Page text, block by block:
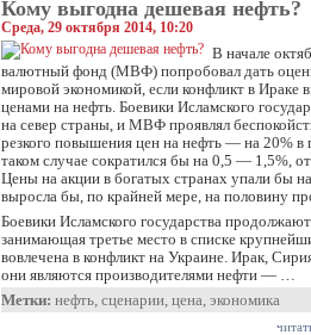
Кому выгодна дешевая нефть?
Среда, 29 октября 2014, 10:20
В начале
валютный фонд (МВФ) попробовал дать
мировой экономикой, если конфликт в Ираке
ценами на нефть. Боевики Исламского
на север страны, и МВФ проявлял
резкого повышения цен на нефть — на 20%
таком случае сократился бы на 0,5 — 1,5%,
Цены на акции в богатых странах упали бы
выросла бы, по крайней мере, на половину
Боевики Исламского государства
занимающая третье место в списке
вовлечена в конфликт на Украине. Ирак,
они являются производителями нефти — …
Метки: нефть, сценарии, цена, экономика